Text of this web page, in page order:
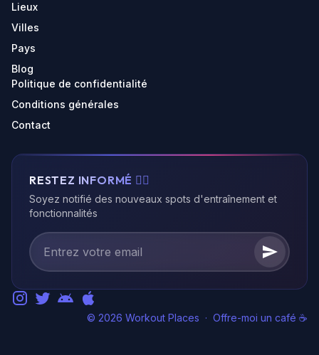
Lieux
Villes
Pays
Blog
Politique de confidentialité
Conditions générales
Contact
RESTEZ INFORMÉ 🏃‍♂️
Soyez notifié des nouveaux spots d'entraînement et
fonctionnalités
© 2026 Workout Places · Offre-moi un café ☕